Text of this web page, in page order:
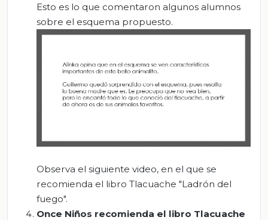
Esto es lo que comentaron algunos alumnos
sobre el esquema propuesto.
Observa el siguiente video, en el que se
recomienda el libro Tlacuache "Ladrón del
fuego".
Once Niños recomienda el libro Tlacuache